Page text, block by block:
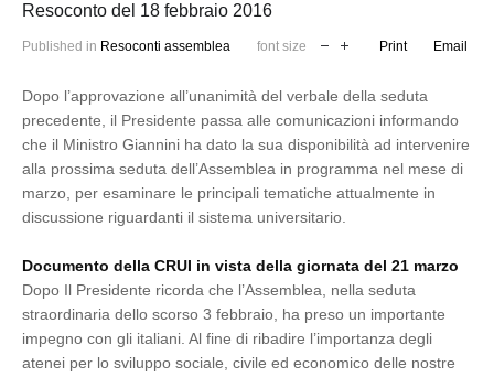
Resoconto del 18 febbraio 2016
Published in Resoconti assemblea font size Print Email
Dopo l’approvazione all’unanimità del verbale della seduta
precedente, il Presidente passa alle comunicazioni informando
che il Ministro Giannini ha dato la sua disponibilità ad intervenire
alla prossima seduta dell’Assemblea in programma nel mese di
marzo, per esaminare le principali tematiche attualmente in
discussione riguardanti il sistema universitario.
Documento della CRUI in vista della giornata del 21 marzo
Dopo Il Presidente ricorda che l’Assemblea, nella seduta
straordinaria dello scorso 3 febbraio, ha preso un importante
impegno con gli italiani. Al fine di ribadire l’importanza degli
atenei per lo sviluppo sociale, civile ed economico delle nostre